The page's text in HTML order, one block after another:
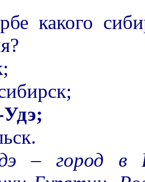
какого
– город в